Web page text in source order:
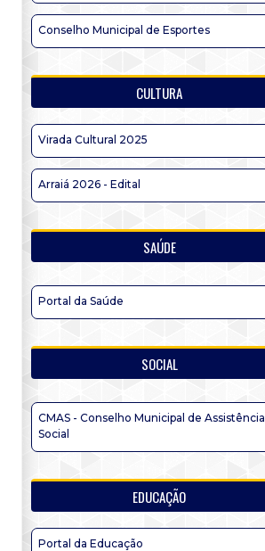
Conselho Municipal de Esportes
CULTURA
Virada Cultural 2025
Arraiá 2026 - Edital
SAÚDE
Portal da Saúde
SOCIAL
CMAS - Conselho Municipal de Assistência
Social
EDUCAÇÃO
Portal da Educação